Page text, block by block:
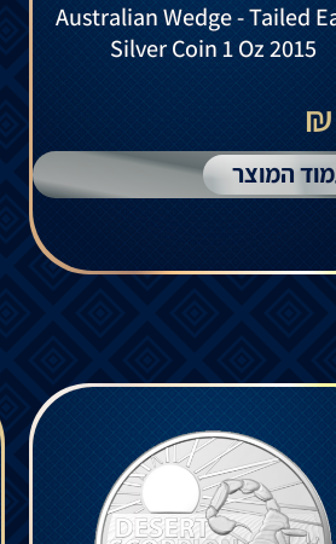
Australian Wedge - Tailed
Silver Coin 1 Oz 2015
המוצר